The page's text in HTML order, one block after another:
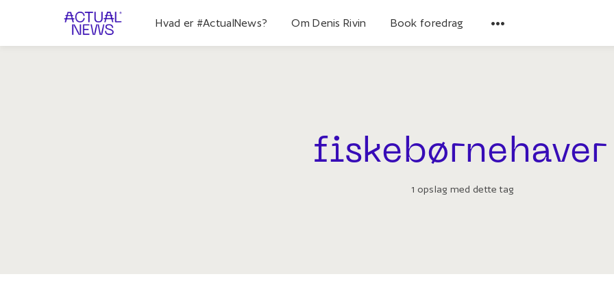
Hvad er #ActualNews? Om Denis Rivin Book foredrag
fiskebørnehaver
1 opslag med dette tag